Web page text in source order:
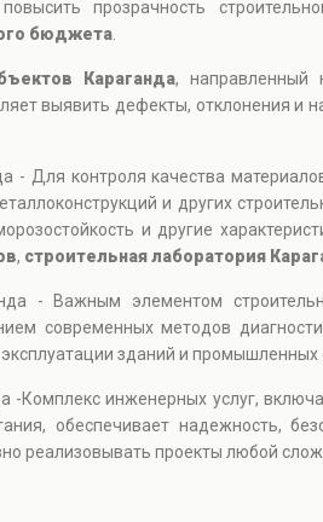
прозрачность
бюджета
Караганда, направленный
выявить дефекты, отклонения и
- Для контроля качества
и других
и другие
, строительная лаборатория
- Важным элементом
современных методов
зданий и промышленных
-Комплекс инженерных услуг,
обеспечивает надежность,
реализовывать проекты любой